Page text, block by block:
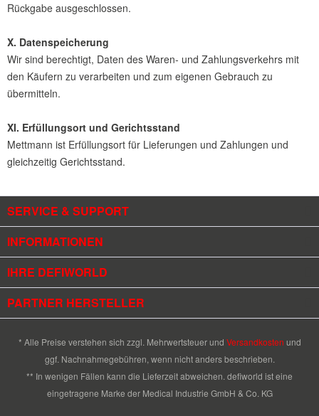
Rückgabe ausgeschlossen.
X. Datenspeicherung
Wir sind berechtigt, Daten des Waren- und Zahlungsverkehrs mit
den Käufern zu verarbeiten und zum eigenen Gebrauch zu
übermitteln.
XI. Erfüllungsort und Gerichtsstand
Mettmann ist Erfüllungsort für Lieferungen und Zahlungen und
gleichzeitig Gerichtsstand.
SERVICE & SUPPORT
INFORMATIONEN
IHRE DEFIWORLD
PARTNER HERSTELLER
* Alle Preise verstehen sich zzgl. Mehrwertsteuer und Versandkosten und
ggf. Nachnahmegebühren, wenn nicht anders beschrieben.
** In wenigen Fällen kann die Lieferzeit abweichen. defiworld ist eine
eingetragene Marke der Medical Industrie GmbH & Co. KG